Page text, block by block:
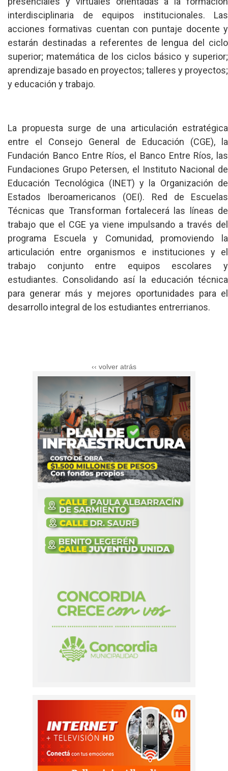
interdisciplinaria de equipos institucionales. Las
acciones formativas cuentan con puntaje docente y
estarán destinadas a referentes de lengua del ciclo
superior; matemática de los ciclos básico y superior;
aprendizaje basado en proyectos; talleres y proyectos;
y educación y trabajo.
La propuesta surge de una articulación estratégica
entre el Consejo General de Educación (CGE), la
Fundación Banco Entre Ríos, el Banco Entre Ríos, las
Fundaciones Grupo Petersen, el Instituto Nacional de
Educación Tecnológica (INET) y la Organización de
Estados Iberoamericanos (OEI). Red de Escuelas
Técnicas que Transforman fortalecerá las líneas de
trabajo que el CGE ya viene impulsando a través del
programa Escuela y Comunidad, promoviendo la
articulación entre organismos e instituciones y el
trabajo conjunto entre equipos escolares y
estudiantes. Consolidando así la educación técnica
para generar más y mejores oportunidades para el
desarrollo integral de los estudiantes entrerrianos.
‹‹ volver atrás